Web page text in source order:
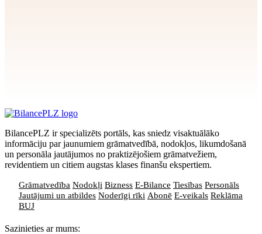
BilancePLZ ir specializēts portāls, kas sniedz visaktuālāko
informāciju par jaunumiem grāmatvedībā, nodokļos, likumdošanā
un personāla jautājumos no praktizējošiem grāmatvežiem,
revidentiem un citiem augstas klases finanšu ekspertiem.
Grāmatvedība Nodokļi Bizness E-Bilance Tiesības Personāls
Jautājumi un atbildes Noderīgi rīki Abonē E-veikals Reklāma
BUJ
Sazinieties ar mums: